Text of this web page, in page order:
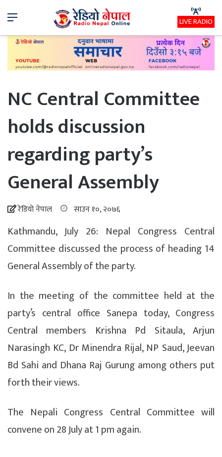
Menu LIVE RADIO
NC Central Committee
holds discussion
regarding party’s
General Assembly
रेडियो नेपाल साउन १०, २०७६
Kathmandu, July 26: Nepal Congress Central
Committee discussed the process of heading 14
General Assembly of the party.
In the meeting of the committee held at the
party’s central office Sanepa today, Congress
Central members Krishna Pd Sitaula, Arjun
Narasingh KC, Dr Minendra Rijal, NP Saud, Jeevan
Bd Sahi and Dhana Raj Gurung among others put
forth their views.
The Nepali Congress Central Committee will
convene on 28 July at 1 pm again.